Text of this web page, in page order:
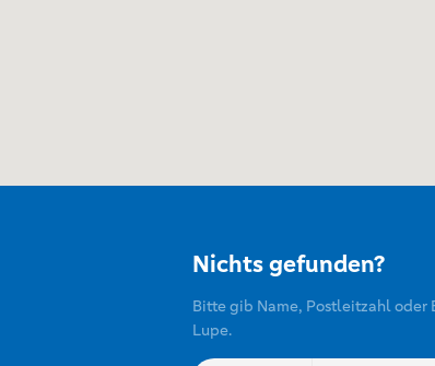
Nichts gefunden?
Bitte gib Name, Postleitzahl oder
Lupe.